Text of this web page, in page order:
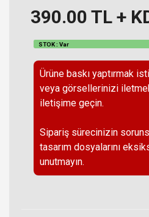
390.00 TL +
STOK : Var
Ürüne baskı yaptırmak
veya görsellerinizi
iletişime geçin.
Sipariş sürecinizin
tasarım dosyalarını
unutmayın.